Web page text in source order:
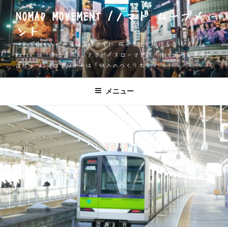
ン
テ
ン
ツ
へ
ス
プ
NOMAD MOVEMENT /ノマド ムーブメ
ント
一人で働く人が、身体を壊さずに 成果を出し続ける方法 Apple
Watch は「測る道具」 ノマド／スローマドは「働く場所と速度の
選択」 AIソロプレナーは「収入のつくり方」
メニュー